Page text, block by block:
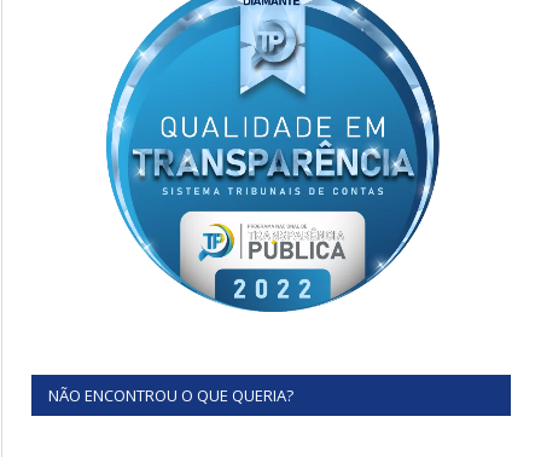
NÃO ENCONTROU O QUE QUERIA?